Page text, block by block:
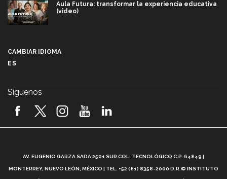
Aula Futura: transformar la experiencia educativa
(video)
2026! (video)
¿Cómo es el Modelo Educativo Tec? (video)
CAMBIAR IDIOMA
ES
Síguenos
AV. EUGENIO GARZA SADA 2501 SUR COL. TECNOLÓGICO C.P. 64849 |
MONTERREY, NUEVO LEÓN, MÉXICO | TEL. +52 (81) 8358-2000 D.R.© INSTITUTO